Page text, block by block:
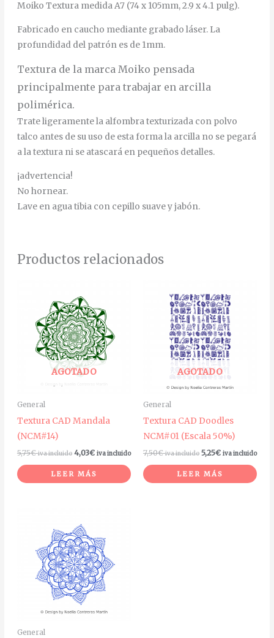
Moiko Textura medida A7 (74 x 105mm, 2.9 x 4.1 pulg).
Fabricado en caucho mediante grabado láser. La
profundidad del patrón es de 1mm.
Textura de la marca Moiko pensada
principalmente para trabajar en arcilla
polimérica.
Trate ligeramente la alfombra texturizada con polvo
talco antes de su uso de esta forma la arcilla no se pegará
a la textura ni se atascará en pequeños detalles.
¡advertencia!
No hornear.
Lave en agua tibia con cepillo suave y jabón.
Productos relacionados
AGOTADO
General
Textura CAD Mandala
(NCM#14)
5,75€ iva incluido 4,03€ iva incluido
LEER MÁS
AGOTADO
General
Textura CAD Doodles
NCM#01 (Escala 50%)
7,50€ iva incluido 5,25€ iva incluido
LEER MÁS
General